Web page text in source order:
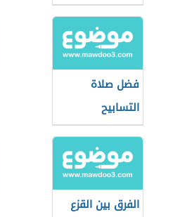
فضل صلاة
التسابيح
الفرق بين القزع